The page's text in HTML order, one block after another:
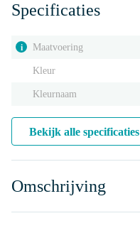
Specificaties
i Maatvoering
Kleur
Kleurnaam
Bekijk alle specificaties
Omschrijving